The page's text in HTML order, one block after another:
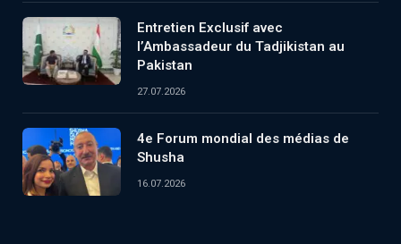
Entretien Exclusif avec
l’Ambassadeur du Tadjikistan au
Pakistan
27.07.2026
4e Forum mondial des médias de
Shusha
16.07.2026